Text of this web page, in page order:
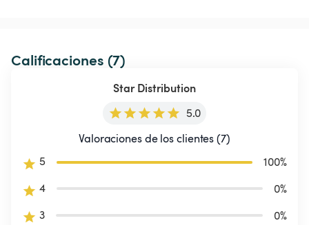
Calificaciones (7)
Star Distribution
5.0
Valoraciones de los clientes (7)
5
100%
4
0%
3
0%